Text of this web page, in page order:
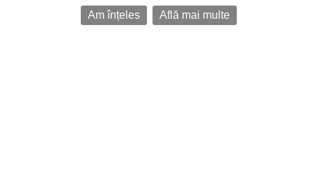
Am înțeles
Află mai multe